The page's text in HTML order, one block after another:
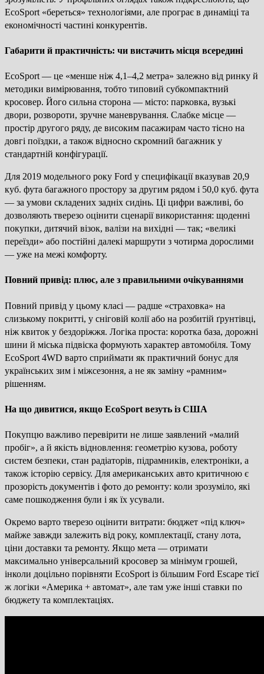
EcoSport «береться» технологіями, але програє в динаміці та
економічності частині конкурентів.
Габарити й практичність: чи вистачить місця всередині
EcoSport — це «менше ніж 4,1–4,2 метра» залежно від ринку й
методики вимірювання, тобто типовий субкомпактний
кросовер. Його сильна сторона — місто: парковка, вузькі
двори, розвороти, зручне маневрування. Слабке місце —
простір другого ряду, де високим пасажирам часто тісно на
довгі поїздки, а також відносно скромний багажник у
стандартній конфігурації.
Для 2019 модельного року Ford у специфікації вказував 20,9
куб. фута багажного простору за другим рядом і 50,0 куб. фута
— за умови складених задніх сидінь. Ці цифри важливі, бо
дозволяють тверезо оцінити сценарії використання: щоденні
покупки, дитячий візок, валізи на вихідні — так; «великі
переїзди» або постійні далекі маршрути з чотирма дорослими
— уже на межі комфорту.
Повний привід: плюс, але з правильними очікуваннями
Повний привід у цьому класі — радше «страховка» на
слизькому покритті, у сніговій колії або на розбитій ґрунтівці,
ніж квиток у бездоріжжя. Логіка проста: коротка база, дорожні
шини й міська підвіска формують характер автомобіля. Тому
EcoSport 4WD варто сприймати як практичний бонус для
українських зим і міжсезоння, а не як заміну «рамним»
рішенням.
На що дивитися, якщо EcoSport везуть із США
Покупцю важливо перевірити не лише заявлений «малий
пробіг», а й якість відновлення: геометрію кузова, роботу
систем безпеки, стан радіаторів, підрамників, електроніки, а
також історію сервісу. Для американських авто критичною є
прозорість документів і фото до ремонту: коли зрозуміло, які
саме пошкодження були і як їх усували.
Окремо варто тверезо оцінити витрати: бюджет «під ключ»
майже завжди залежить від року, комплектації, стану лота,
ціни доставки та ремонту. Якщо мета — отримати
максимально універсальний кросовер за мінімум грошей,
інколи доцільно порівняти EcoSport із більшим Ford Escape тієї
ж логіки «Америка + автомат», але там уже інші ставки по
бюджету та комплектаціях.